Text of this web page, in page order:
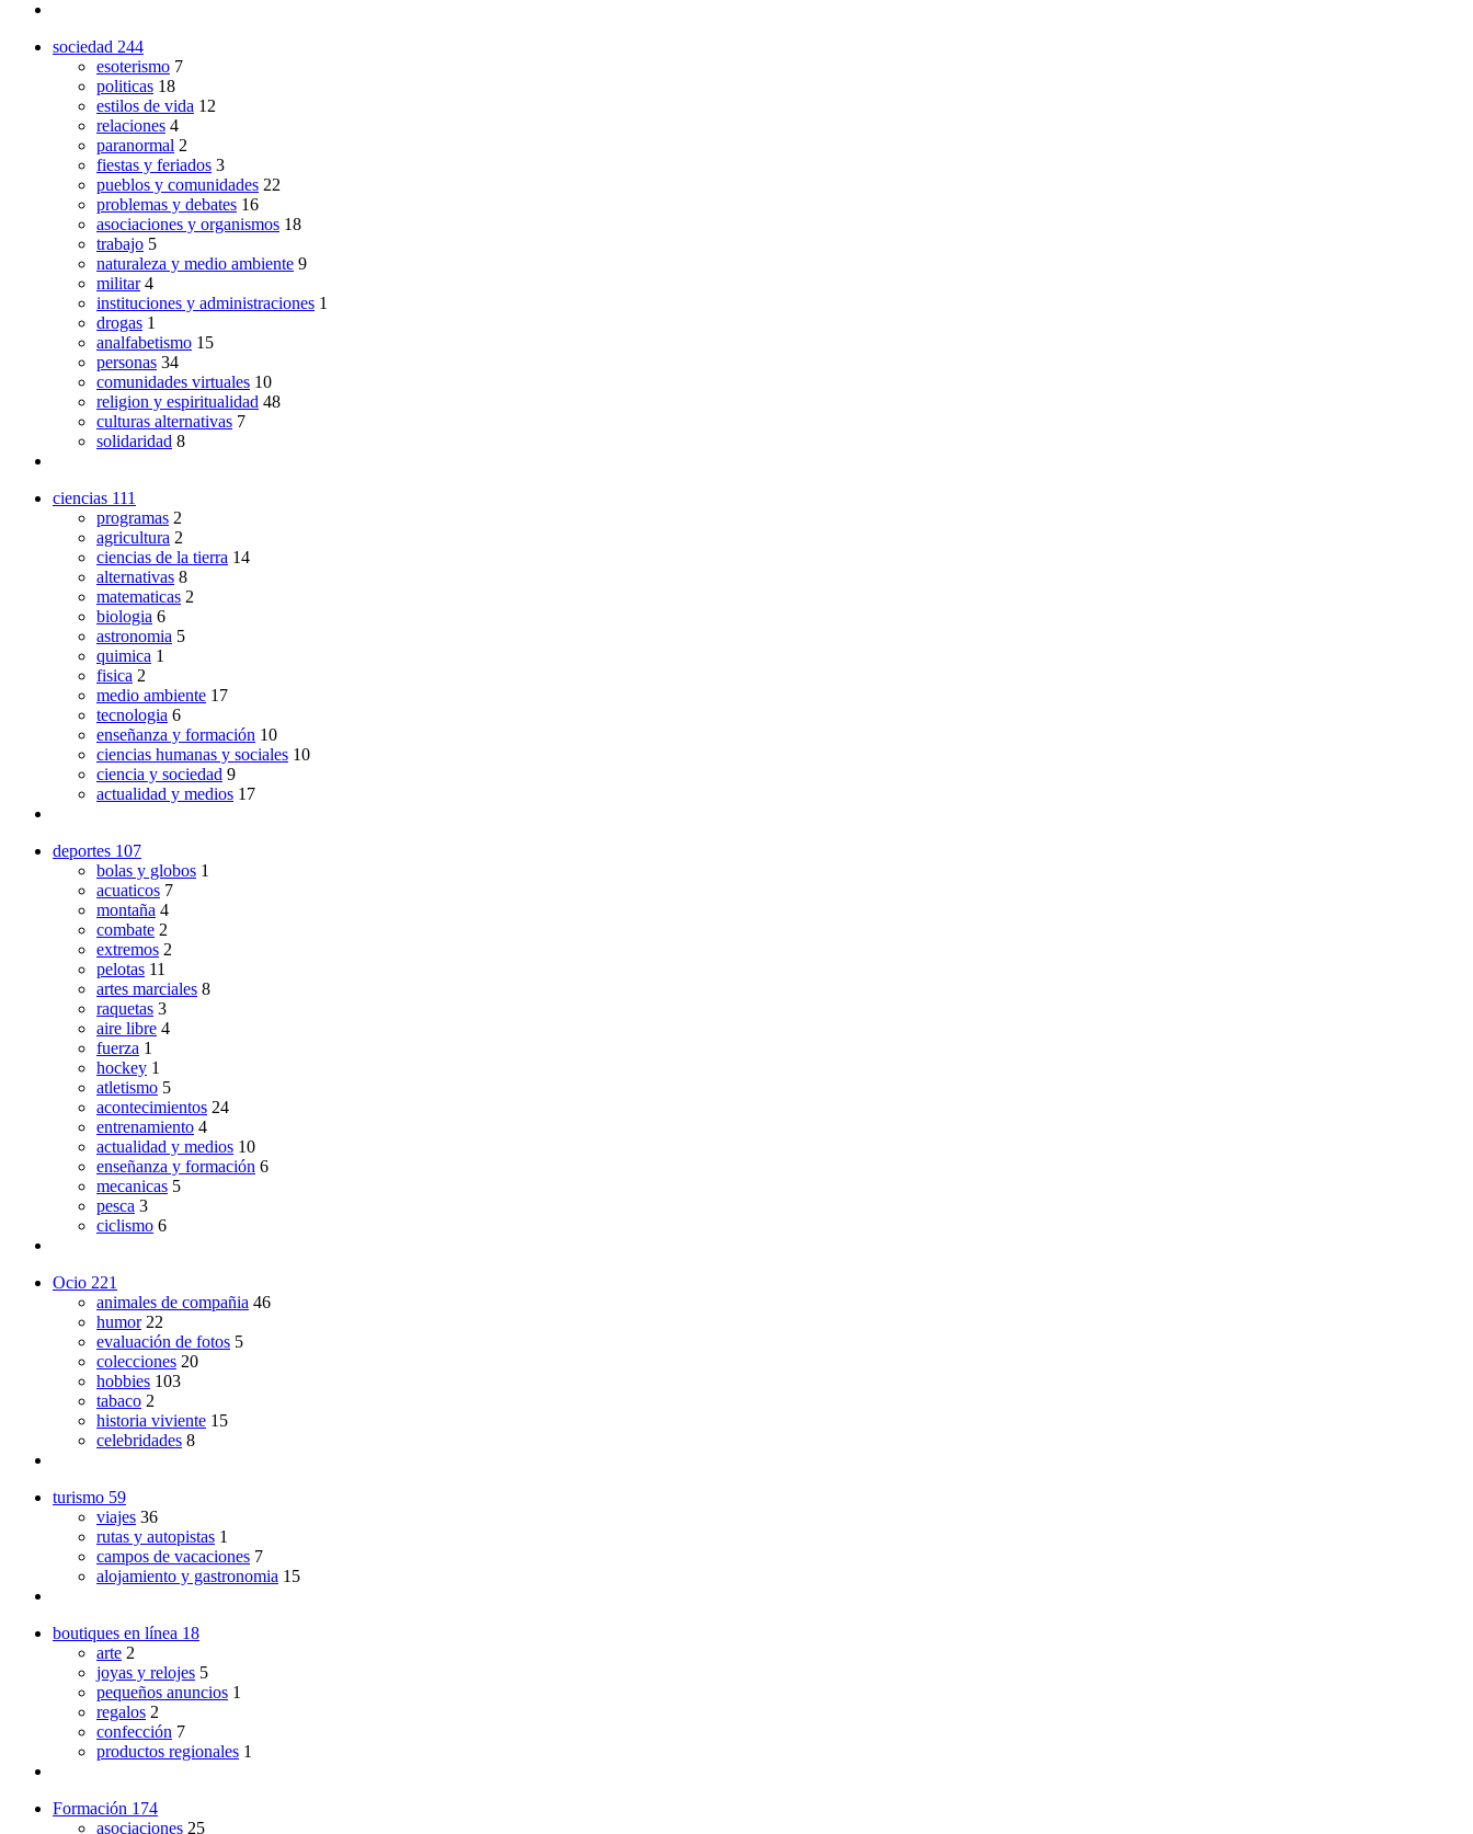
sociedad 244
esoterismo 7
politicas 18
estilos de vida 12
relaciones 4
paranormal 2
fiestas y feriados 3
pueblos y comunidades 22
problemas y debates 16
asociaciones y organismos 18
trabajo 5
naturaleza y medio ambiente 9
militar 4
instituciones y administraciones 1
drogas 1
analfabetismo 15
personas 34
comunidades virtuales 10
religion y espiritualidad 48
culturas alternativas 7
solidaridad 8
ciencias 111
programas 2
agricultura 2
ciencias de la tierra 14
alternativas 8
matematicas 2
biologia 6
astronomia 5
quimica 1
fisica 2
medio ambiente 17
tecnologia 6
enseñanza y formación 10
ciencias humanas y sociales 10
ciencia y sociedad 9
actualidad y medios 17
deportes 107
bolas y globos 1
acuaticos 7
montaña 4
combate 2
extremos 2
pelotas 11
artes marciales 8
raquetas 3
aire libre 4
fuerza 1
hockey 1
atletismo 5
acontecimientos 24
entrenamiento 4
actualidad y medios 10
enseñanza y formación 6
mecanicas 5
pesca 3
ciclismo 6
Ocio 221
animales de compañia 46
humor 22
evaluación de fotos 5
colecciones 20
hobbies 103
tabaco 2
historia viviente 15
celebridades 8
turismo 59
viajes 36
rutas y autopistas 1
campos de vacaciones 7
alojamiento y gastronomia 15
boutiques en línea 18
arte 2
joyas y relojes 5
pequeños anuncios 1
regalos 2
confección 7
productos regionales 1
Formación 174
asociaciones 25